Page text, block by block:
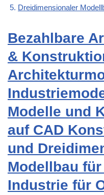
Dreidimensionaler
Bezahlbare
&
Modelle und
auf CAD
und
Modellbau
Industrie für